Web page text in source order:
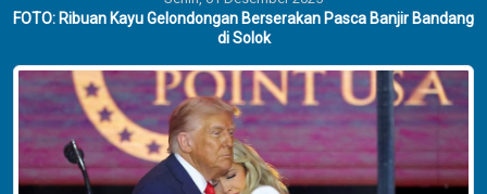
FOTO: Ribuan Kayu Gelondongan Berserakan Pasca Banjir Bandang
di Solok